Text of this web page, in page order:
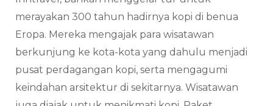
merayakan 300 tahun hadirnya kopi di benua
Eropa. Mereka mengajak para wisatawan
berkunjung ke kota-kota yang dahulu menjadi
pusat perdagangan kopi, serta mengagumi
keindahan arsitektur di sekitarnya. Wisatawan